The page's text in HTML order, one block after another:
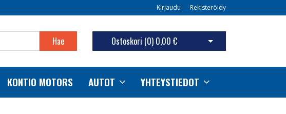
Kirjaudu Rekisteröidy
Hae Ostoskori (0) 0,00 € Avaa ostoskori
KONTIO MOTORS AUTOT YHTEYSTIEDOT